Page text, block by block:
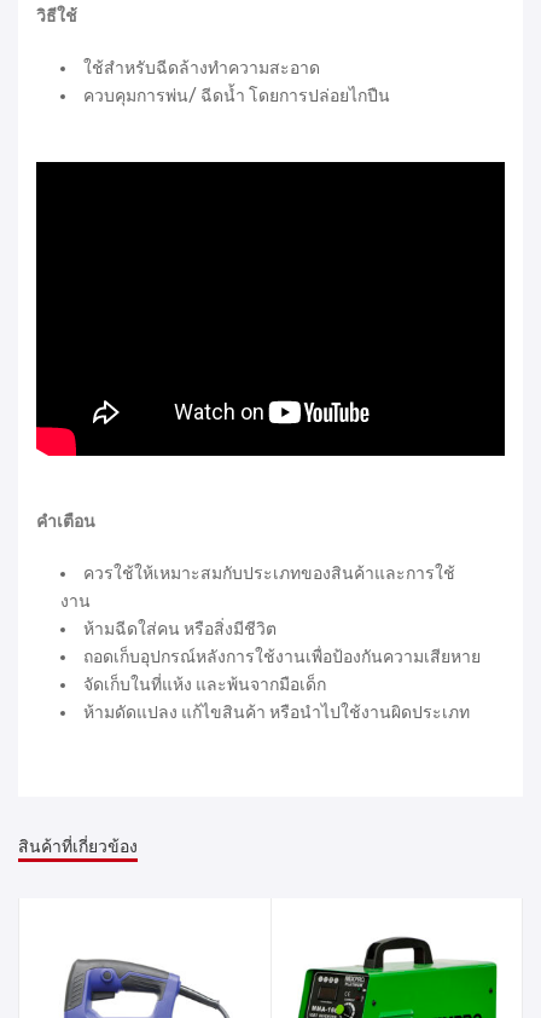
วิธีใช้
ใช้สำหรับฉีดล้างทำความสะอาด
ควบคุมการพ่น/ ฉีดน้ำ โดยการปล่อยไกปืน
คำเตือน
ควรใช้ให้เหมาะสมกับประเภทของสินค้าและการใช้
งาน
ห้ามฉีดใส่คน หรือสิ่งมีชีวิต
ถอดเก็บอุปกรณ์หลังการใช้งานเพื่อป้องกันความเสียหาย
จัดเก็บในที่แห้ง และพ้นจากมือเด็ก
ห้ามดัดแปลง แก้ไขสินค้า หรือนำไปใช้งานผิดประเภท
สินค้าที่เกี่ยวข้อง